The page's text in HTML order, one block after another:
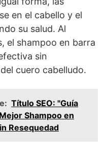
en el cabello y el
su salud. Al
el shampoo en barra
sin
cuero cabelludo.
Título SEO: "Guía
Shampoo en
Resequedad